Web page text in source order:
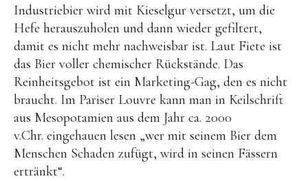
Industriebier wird mit Kieselgur versetzt, um die
Hefe herauszuholen und dann wieder gefiltert,
damit es nicht mehr nachweisbar ist. Laut Fiete ist
das Bier voller chemischer Rückstände. Das
Reinheitsgebot ist ein Marketing-Gag, den es nicht
braucht. Im Pariser Louvre kann man in Keilschrift
aus Mesopotamien aus dem Jahr ca. 2000
v.Chr. eingehauen lesen „wer mit seinem Bier dem
Menschen Schaden zufügt, wird in seinen Fässern
ertränkt“.